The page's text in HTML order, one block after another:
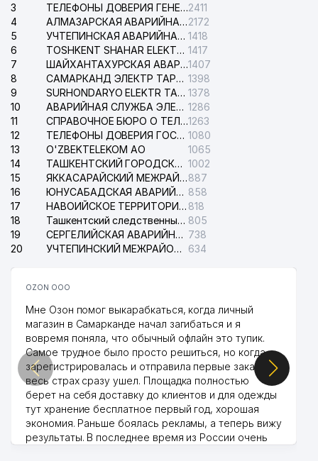
ТАШКЕНТСКИЙ ОБЛАСТНОЙ
ИНСТИТУТ ПЕРЕПОДГОТОВКИ
И ПОВЫШЕНИЯ
КВАЛИФИКАЦИИ
ПЕДАГОГИЧЕСКИХ КАДРОВ
A-NIKA ООО
ЕВРЕЙСКИЙ НАЦИОНАЛЬНЫЙ
КУЛЬТУРНЫЙ ЦЕНТР
УЗБЕКИСТАНА
АНДИЖАНКАБЕЛЬ СП АО
АВДЕТ НАЦИОНАЛЬНЫЙ
КУЛЬТУРНЫЙ ЦЕНТР
КРЫМСКИХ ТАТАР г. ТАШКЕНТА
38 GAZ PECHKA TA'MIRI ЧП
39 KREATIV STUDIO KARAVAN ООО 722 м
40 FOTOEFFEKT ООО 727 м
41
PAXTASANOAT ILMIY MARKAZI
АО
735 м
42 CARAVAN GROUP ООО 738 м
43 DREAM DIZAYN GROUP ООО 793 м
3
ТЕЛЕФОНЫ ДОВЕРИЯ ГЕНЕРАЛЬНОЙ ПРОКУРАТУРЫ РЕСПУБЛИКИ УЗБЕКИСТАН2411
4
АЛМАЗАРСКАЯ АВАРИЙНАЯ СЛУЖБА ЭЛЕКТРОСЕТИ2172
5
УЧТЕПИНСКАЯ АВАРИЙНАЯ СЛУЖБА ЭЛЕКТРОСЕТИ 1418
6
TOSHKENT SHAHAR ELEKTR TARMOQLARI KORXONASI АО 1417
7
ШАЙХАНТАХУРСКАЯ АВАРИЙНАЯ СЛУЖБА ЭЛЕКТРОСЕТИ1407
8
САМАРКАНД ЭЛЕКТР ТАРМОКЛАРИ АО 1398
9
SURHONDARYO ELEKTR TARMOKLARI АО 1378
10
АВАРИЙНАЯ СЛУЖБА ЭЛЕКТРОСЕТИ ТАШКЕНТСКОГО РАЙОНА 1286
11
СПРАВОЧНОЕ БЮРО О ТЕЛЕФОНАХ ОРГАНИЗАЦИЙ г. ТАШКЕНТА1263
12
ТЕЛЕФОНЫ ДОВЕРИЯ ГОСУДАРСТВЕННОГО ЦЕНТРА ТЕСТИРОВАНИЯ 1080
13
O'ZBEKTELEKOM АО
1065
14
ТАШКЕНТСКИЙ ГОРОДСКОЙ СУД ПО ГРАЖДАНСКИМ ДЕЛАМ 1002
15
ЯККАСАРАЙСКИЙ МЕЖРАЙОННЫЙ СУД ПО ГРАЖДАНСКИМ ДЕЛАМ887
16
ЮНУСАБАДСКАЯ АВАРИЙНАЯ СЛУЖБА ЭЛЕКТРОСЕТИ 858
17
НАВОИЙСКОЕ ТЕРРИТОРИАЛЬНОЕ ПРЕДПРИЯТИЕ ЭЛЕКТРОСЕТИ АО 818
18
Ташкентский следственный изолятор 805
19
СЕРГЕЛИЙСКАЯ АВАРИЙНАЯ СЛУЖБА ЭЛЕКТРОСЕТИ 738
20
УЧТЕПИНСКИЙ МЕЖРАЙОННЫЙ СУД ПО ГРАЖДАНСКИМ ДЕЛАМ 634
OZON ООО
Мне Озон помог выкарабкаться, когда личный
магазин в Самарканде начал загибаться и я
вовремя поняла, что обычный офлайн это тупик.
Самое трудное было просто решиться, но когда
зарегистрировалась и отправила первые заказы,
весь страх сразу ушел. Площадка полностью
берет на себя доставку до клиентов и для одежды
тут хранение бесплатное первый год, хорошая
экономия. Раньше боялась рекламы, а теперь вижу
результаты. В последнее время из России очень